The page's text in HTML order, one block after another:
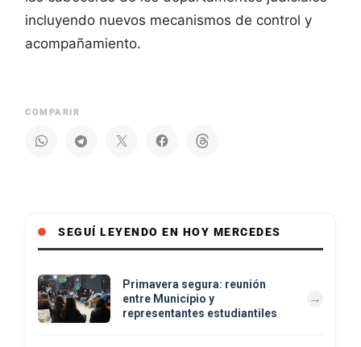
incluyendo nuevos mecanismos de control y
acompañamiento.
COMPARIR
SEGUÍ LEYENDO EN HOY MERCEDES
Primavera segura: reunión
entre Municipio y
representantes estudiantiles